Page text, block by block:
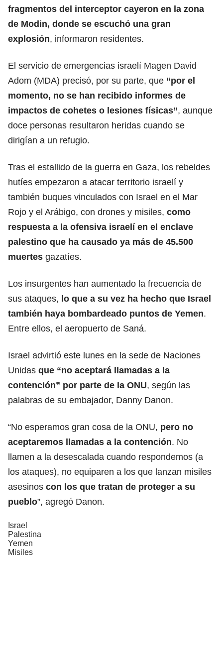
fragmentos del interceptor cayeron en la zona
de Modin, donde se escuchó una gran
explosión, informaron residentes.
El servicio de emergencias israelí Magen David
Adom (MDA) precisó, por su parte, que “por el
momento, no se han recibido informes de
impactos de cohetes o lesiones físicas”, aunque
doce personas resultaron heridas cuando se
dirigían a un refugio.
Tras el estallido de la guerra en Gaza, los rebeldes
hutíes empezaron a atacar territorio israelí y
también buques vinculados con Israel en el Mar
Rojo y el Arábigo, con drones y misiles, como
respuesta a la ofensiva israelí en el enclave
palestino que ha causado ya más de 45.500
muertes gazatíes.
Los insurgentes han aumentado la frecuencia de
sus ataques, lo que a su vez ha hecho que Israel
también haya bombardeado puntos de Yemen.
Entre ellos, el aeropuerto de Saná.
Israel advirtió este lunes en la sede de Naciones
Unidas que “no aceptará llamadas a la
contención” por parte de la ONU, según las
palabras de su embajador, Danny Danon.
“No esperamos gran cosa de la ONU, pero no
aceptaremos llamadas a la contención. No
llamen a la desescalada cuando respondemos (a
los ataques), no equiparen a los que lanzan misiles
asesinos con los que tratan de proteger a su
pueblo”, agregó Danon.
Israel
Palestina
Yemen
Misiles